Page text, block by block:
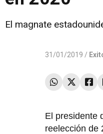
El magnate
31/01/2019 /
El presidente
reelección de